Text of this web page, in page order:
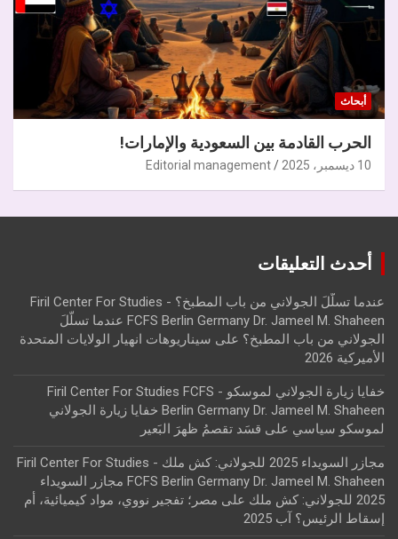
أبحاث
الحرب القادمة بين السعودية والإمارات!
10 ديسمبر، 2025 Editorial management
أحدث التعليقات
عندما تسلّلَ الجولاني من باب المطبخ؟ - Firil Center For Studies
FCFS Berlin Germany Dr. Jameel M. Shaheen عندما تسلّلَ
الجولاني من باب المطبخ؟ على سيناريوهات انهيار الولايات المتحدة
الأميركية 2026
خفايا زيارة الجولاني لموسكو - Firil Center For Studies FCFS
Berlin Germany Dr. Jameel M. Shaheen خفايا زيارة الجولاني
لموسكو سياسي على قسَد تقصمُ ظهرَ البَعير
مجازر السويداء 2025 للجولاني: كش ملك - Firil Center For Studies
FCFS Berlin Germany Dr. Jameel M. Shaheen مجازر السويداء
2025 للجولاني: كش ملك
على مصر؛ تفجير نووي، مواد كيميائية، أم
إسقاط الرئيس؟ آب 2025